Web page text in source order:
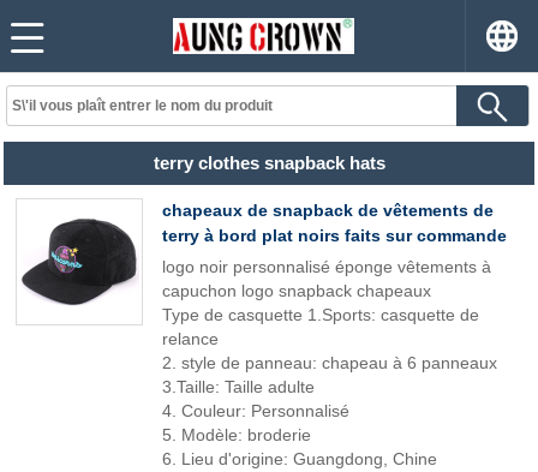
terry clothes snapback hats
chapeaux de snapback de vêtements de
terry à bord plat noirs faits sur commande
logo noir personnalisé éponge vêtements à
capuchon logo snapback chapeaux
Type de casquette 1.Sports: casquette de
relance
2. style de panneau: chapeau à 6 panneaux
3.Taille: Taille adulte
4. Couleur: Personnalisé
5. Modèle: broderie
6. Lieu d'origine: Guangdong, Chine